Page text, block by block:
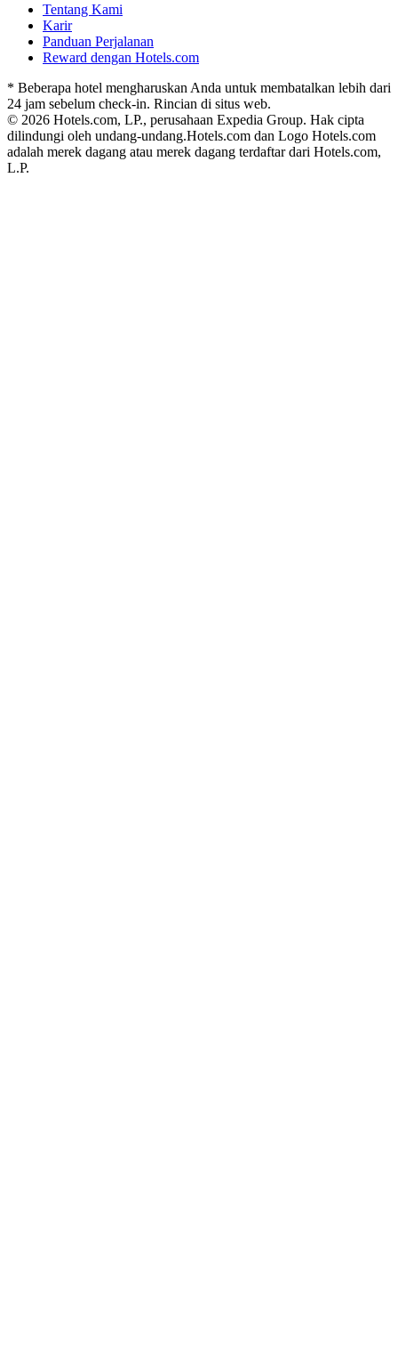
Tentang Kami
Karir
Panduan Perjalanan
Reward dengan Hotels.com
* Beberapa hotel mengharuskan Anda untuk membatalkan lebih dari
24 jam sebelum check-in. Rincian di situs web.
© 2026 Hotels.com, LP., perusahaan Expedia Group. Hak cipta
dilindungi oleh undang-undang.Hotels.com dan Logo Hotels.com
adalah merek dagang atau merek dagang terdaftar dari Hotels.com,
L.P.